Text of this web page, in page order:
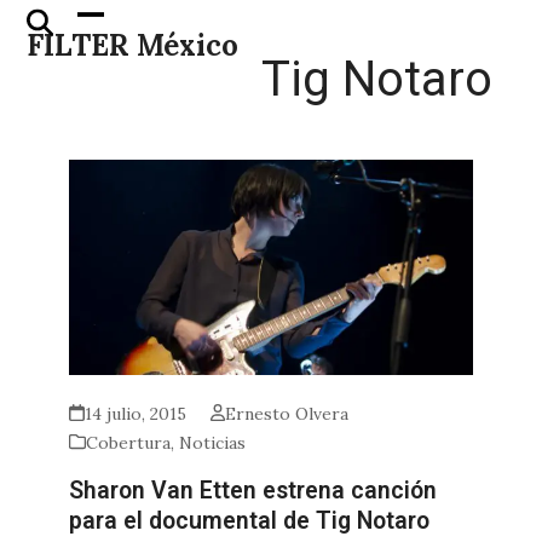
Skip
FILTER México
Open
mobile
Close
mobile
Tig Notaro
14 julio, 2015
Ernesto Olvera
Cobertura, Noticias
Sharon Van Etten estrena canción
para el documental de Tig Notaro